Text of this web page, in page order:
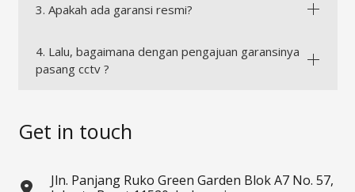
3. Apakah ada garansi resmi?
4. Lalu, bagaimana dengan pengajuan garansinya
pasang cctv ?
Get in touch
Jln. Panjang Ruko Green Garden Blok A7 No. 57,